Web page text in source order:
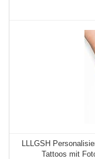
LLLGSH
Tattoos mit